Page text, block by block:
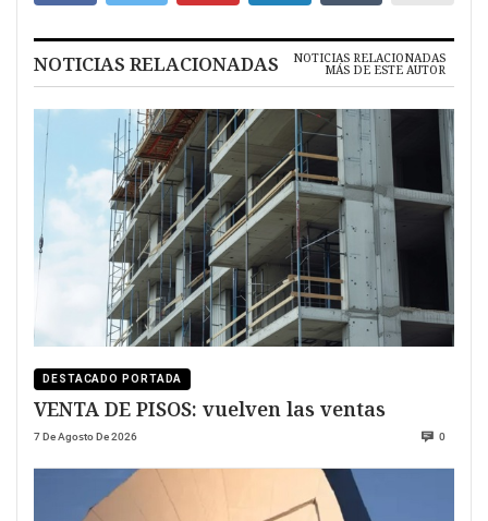
NOTICIAS RELACIONADAS NOTICIAS RELACIONADAS
MÁS DE ESTE AUTOR
DESTACADO PORTADA
VENTA DE PISOS: vuelven las ventas
7 De Agosto De 2026 0